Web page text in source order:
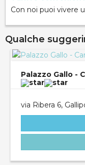
Con noi puoi vivere
Qualche
Palazzo Gallo -
via Ribera 6,